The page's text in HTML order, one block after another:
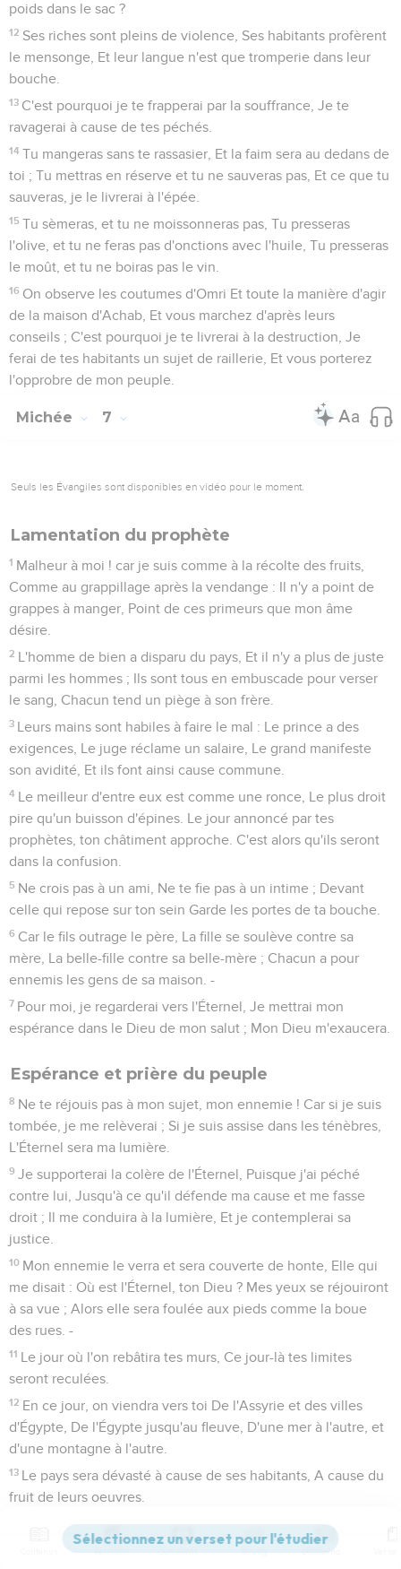
poids dans le sac ?
12 Ses riches sont pleins de violence, Ses habitants profèrent
le mensonge, Et leur langue n'est que tromperie dans leur
bouche.
13 C'est pourquoi je te frapperai par la souffrance, Je te
ravagerai à cause de tes péchés.
14 Tu mangeras sans te rassasier, Et la faim sera au dedans de
toi ; Tu mettras en réserve et tu ne sauveras pas, Et ce que tu
sauveras, je le livrerai à l'épée.
15 Tu sèmeras, et tu ne moissonneras pas, Tu presseras
l'olive, et tu ne feras pas d'onctions avec l'huile, Tu presseras
le moût, et tu ne boiras pas le vin.
16 On observe les coutumes d'Omri Et toute la manière d'agir
de la maison d'Achab, Et vous marchez d'après leurs
conseils ; C'est pourquoi je te livrerai à la destruction, Je
ferai de tes habitants un sujet de raillerie, Et vous porterez
l'opprobre de mon peuple.
Michée 7
Seuls les Évangiles sont disponibles en vidéo pour le moment.
Lamentation du prophète
1 Malheur à moi ! car je suis comme à la récolte des fruits,
Comme au grappillage après la vendange : Il n'y a point de
grappes à manger, Point de ces primeurs que mon âme
désire.
2 L'homme de bien a disparu du pays, Et il n'y a plus de juste
parmi les hommes ; Ils sont tous en embuscade pour verser
le sang, Chacun tend un piège à son frère.
3 Leurs mains sont habiles à faire le mal : Le prince a des
exigences, Le juge réclame un salaire, Le grand manifeste
son avidité, Et ils font ainsi cause commune.
4 Le meilleur d'entre eux est comme une ronce, Le plus droit
pire qu'un buisson d'épines. Le jour annoncé par tes
prophètes, ton châtiment approche. C'est alors qu'ils seront
dans la confusion.
5 Ne crois pas à un ami, Ne te fie pas à un intime ; Devant
celle qui repose sur ton sein Garde les portes de ta bouche.
6 Car le fils outrage le père, La fille se soulève contre sa
mère, La belle-fille contre sa belle-mère ; Chacun a pour
ennemis les gens de sa maison. -
7 Pour moi, je regarderai vers l'Éternel, Je mettrai mon
espérance dans le Dieu de mon salut ; Mon Dieu m'exaucera.
Espérance et prière du peuple
8 Ne te réjouis pas à mon sujet, mon ennemie ! Car si je suis
tombée, je me relèverai ; Si je suis assise dans les ténèbres,
L'Éternel sera ma lumière.
9 Je supporterai la colère de l'Éternel, Puisque j'ai péché
contre lui, Jusqu'à ce qu'il défende ma cause et me fasse
droit ; Il me conduira à la lumière, Et je contemplerai sa
justice.
10 Mon ennemie le verra et sera couverte de honte, Elle qui
me disait : Où est l'Éternel, ton Dieu ? Mes yeux se réjouiront
à sa vue ; Alors elle sera foulée aux pieds comme la boue
des rues. -
11 Le jour où l'on rebâtira tes murs, Ce jour-là tes limites
seront reculées.
12 En ce jour, on viendra vers toi De l'Assyrie et des villes
d'Égypte, De l'Égypte jusqu'au fleuve, D'une mer à l'autre, et
d'une montagne à l'autre.
13 Le pays sera dévasté à cause de ses habitants, A cause du
fruit de leurs oeuvres.
Pais ton peuple avec ta houlette, le troupeau de ton
héritage, Qui habite solitaire dans la forêt au milieu du
Versions Commentaires Strong